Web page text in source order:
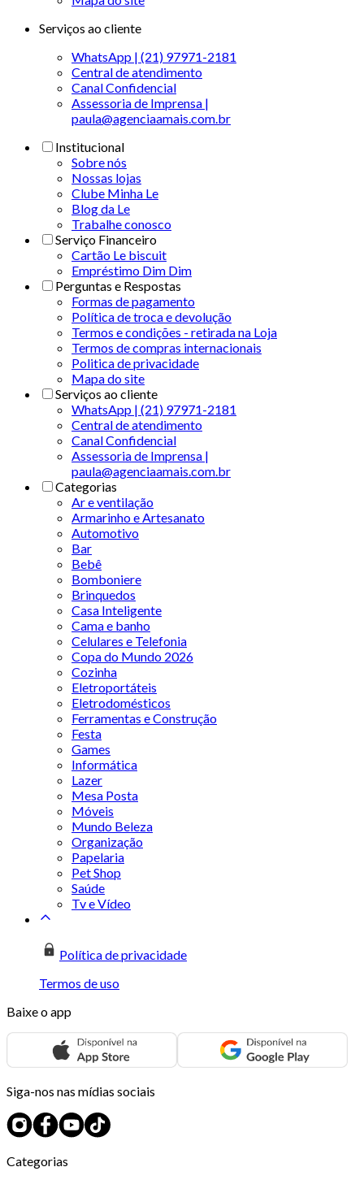
Serviços ao cliente
WhatsApp | (21) 97971-2181
Central de atendimento
Canal Confidencial
Assessoria de Imprensa |
paula@agenciaamais.com.br
Institucional
Sobre nós
Nossas lojas
Clube Minha Le
Blog da Le
Trabalhe conosco
Serviço Financeiro
Cartão Le biscuit
Empréstimo Dim Dim
Perguntas e Respostas
Formas de pagamento
Política de troca e devolução
Termos e condições - retirada na Loja
Termos de compras internacionais
Politica de privacidade
Mapa do site
Serviços ao cliente
WhatsApp | (21) 97971-2181
Central de atendimento
Canal Confidencial
Assessoria de Imprensa |
paula@agenciaamais.com.br
Categorias
Ar e ventilação
Armarinho e Artesanato
Automotivo
Bar
Bebê
Bomboniere
Brinquedos
Casa Inteligente
Cama e banho
Celulares e Telefonia
Copa do Mundo 2026
Cozinha
Eletroportáteis
Eletrodomésticos
Ferramentas e Construção
Festa
Games
Informática
Lazer
Mesa Posta
Móveis
Mundo Beleza
Organização
Papelaria
Pet Shop
Saúde
Tv e Vídeo
Política de privacidade
Termos de uso
Baixe o app
Siga-nos nas mídias sociais
Categorias